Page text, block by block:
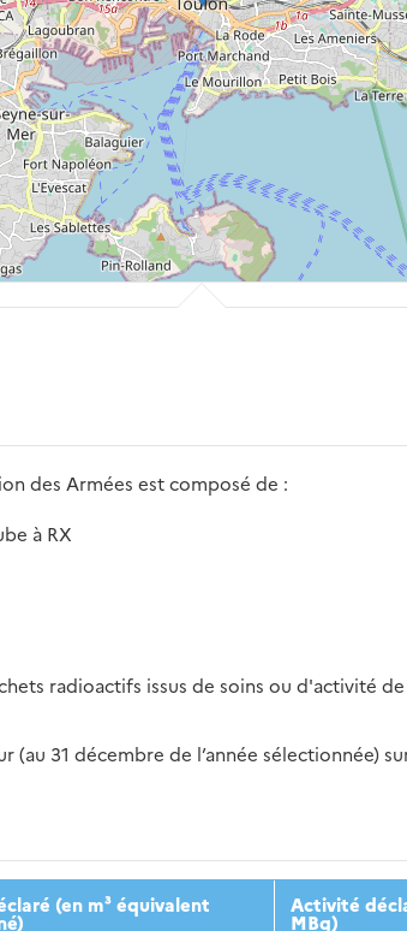
des Armées est composé de :
à RX
radioactifs issus de soins ou d'activité
31 décembre de l’année sélectionnée)
2017 2018 2019
(en m³ équivalent Activité
MBq)